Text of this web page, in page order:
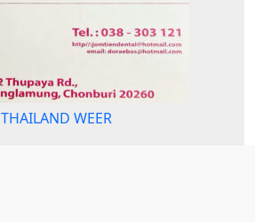
THAILAND WEER